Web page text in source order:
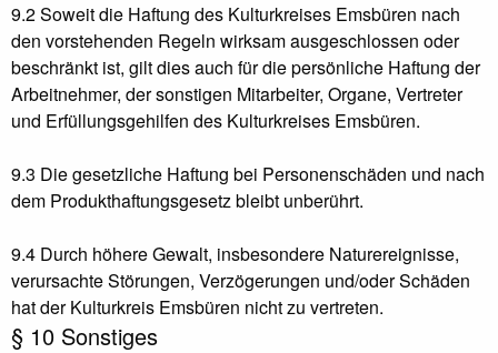
9.2 Soweit die Haftung des Kulturkreises Emsbüren nach
den vorstehenden Regeln wirksam ausgeschlossen oder
beschränkt ist, gilt dies auch für die persönliche Haftung der
Arbeitnehmer, der sonstigen Mitarbeiter, Organe, Vertreter
und Erfüllungsgehilfen des Kulturkreises Emsbüren.
9.3 Die gesetzliche Haftung bei Personenschäden und nach
dem Produkthaftungsgesetz bleibt unberührt.
9.4 Durch höhere Gewalt, insbesondere Naturereignisse,
verursachte Störungen, Verzögerungen und/oder Schäden
hat der Kulturkreis Emsbüren nicht zu vertreten.
§ 10 Sonstiges